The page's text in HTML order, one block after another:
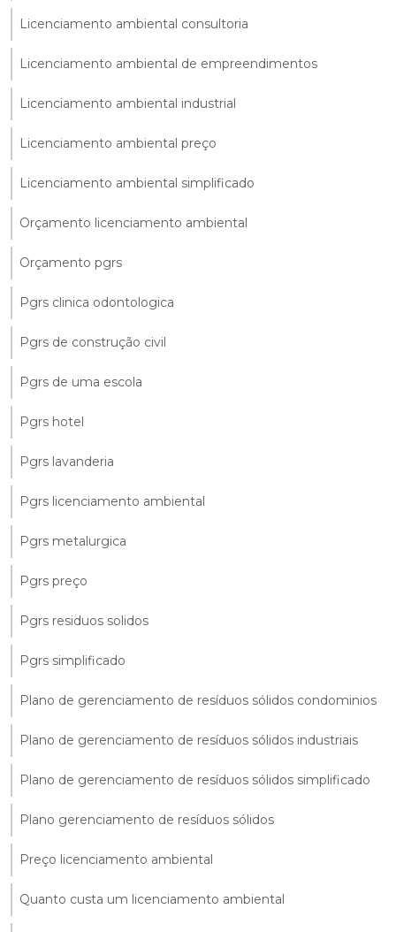
Licenciamento ambiental consultoria
Licenciamento ambiental de empreendimentos
Licenciamento ambiental industrial
Licenciamento ambiental preço
Licenciamento ambiental simplificado
Orçamento licenciamento ambiental
Orçamento pgrs
Pgrs clinica odontologica
Pgrs de construção civil
Pgrs de uma escola
Pgrs hotel
Pgrs lavanderia
Pgrs licenciamento ambiental
Pgrs metalurgica
Pgrs preço
Pgrs residuos solidos
Pgrs simplificado
Plano de gerenciamento de resíduos sólidos condominios
Plano de gerenciamento de resíduos sólidos industriais
Plano de gerenciamento de resíduos sólidos simplificado
Plano gerenciamento de resíduos sólidos
Preço licenciamento ambiental
Quanto custa um licenciamento ambiental